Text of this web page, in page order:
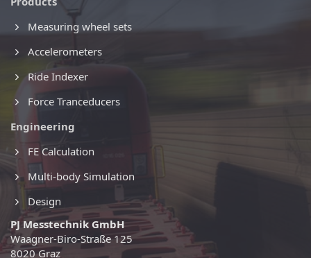
Measuring wheel sets
Accelerometers
Ride Indexer
Force Tranceducers
Engineering
FE Calculation
Multi-body Simulation
Design
PJ Messtechnik GmbH
Waagner-Biro-Straße 125
8020 Graz